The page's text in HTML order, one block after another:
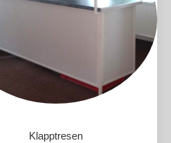
Klapptresen